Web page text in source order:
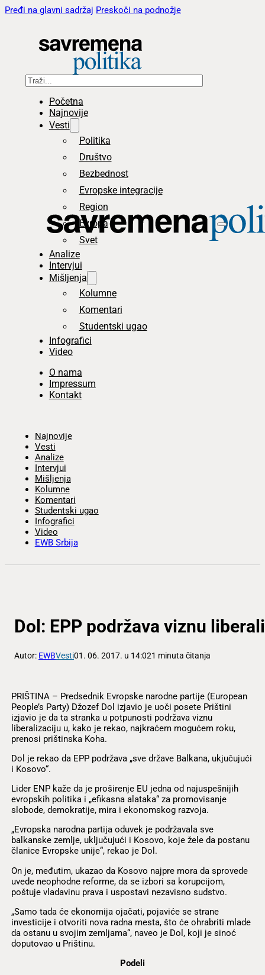
Pređi na glavni sadržaj Preskoči na podnožje
Pretraga
Početna
Najnovije
Vesti
Politika
Društvo
Bezbednost
Evropske integracije
Region
Evropa
Svet
Analize
Intervjui
Mišljenja
Kolumne
Komentari
Studentski ugao
Infografici
Video
O nama
Impressum
Kontakt
Najnovije
Vesti
Analize
Intervjui
Mišljenja
Kolumne
Komentari
Studentski ugao
Infografici
Video
EWB Srbija
Dol: EPP podržava viznu
Autor: EWBVesti01. 06. 2017. u 14:021 minuta čitanja
PRIŠTINA – Predsednik Evropske narodne partije (European
People’s Party) Džozef Dol izjavio je uoči posete Prištini
izjavio je da ta stranka u potpunosti podržava viznu
liberalizaciju u, kako je rekao, najkraćem mogućem roku,
prenosi prištinska Koha.
Dol je rekao da EPP podržava „sve države Balkana, ukjučujući
i Kosovo“.
Lider ENP kaže da je proširenje EU jedna od najuspešnijih
evropskih politika i „efikasna alataka“ za promovisanje
slobode, demokratije, mira i ekonomskog razvoja.
„Evropska narodna partija oduvek je podržavala sve
balkanske zemlje, uključujući i Kosovo, koje žele da postanu
članice Evropske unije“, rekao je Dol.
On je, međutim, ukazao da Kosovo najpre mora da sprovede
uvede neophodne reforme, da se izbori sa korupcijom,
poštuje vladavinu prava i uspostavi nezavisno sudstvo.
„Samo tada će ekonomija ojačati, pojaviće se strane
investicije i otvoriti nova radna mesta, što će ohrabriti mlade
da ostanu u svojim zemljama“, naveo je Dol, koji je sinoć
doputovao u Prištinu.
Podeli